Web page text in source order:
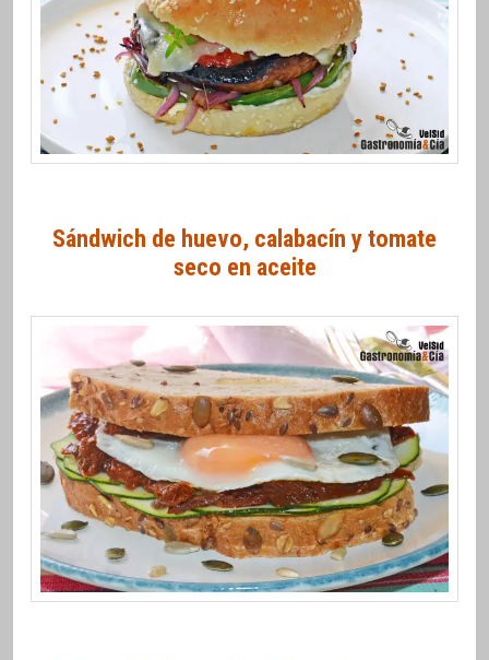
Sándwich de huevo, calabacín y tomate
seco en aceite